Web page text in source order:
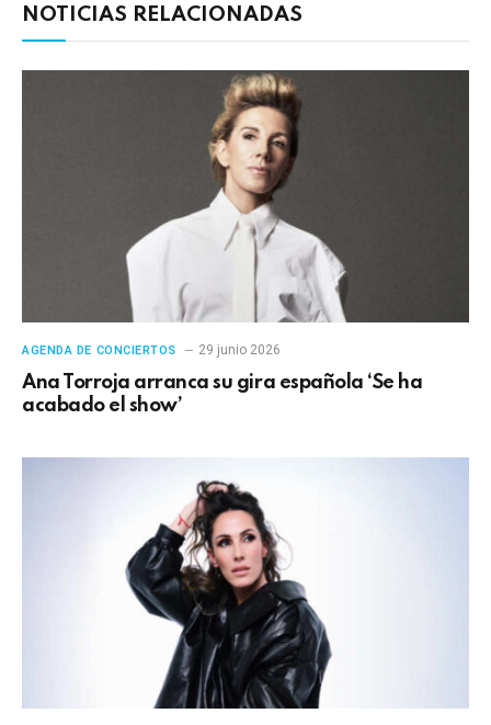
NOTICIAS RELACIONADAS
AGENDA DE CONCIERTOS 29 junio 2026
Ana Torroja arranca su gira española ‘Se ha
acabado el show’